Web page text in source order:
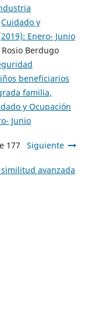
Cuidado y
Enero- Junio
Berdugo
beneficiarios
familia,
y Ocupación
Junio
177 Siguiente
avanzada